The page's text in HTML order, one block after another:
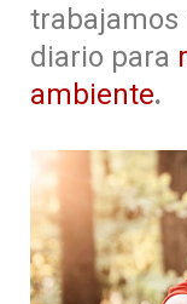
trabajamos
diario para
ambiente.